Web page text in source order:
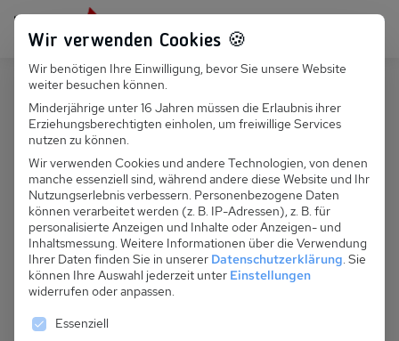
Persönlich für dich da: +49 251 899 050
Suchfeld
Suchen
PL 036.015 - Ferienhaus Lutze
Wir verwenden Cookies 🍪
Wir benötigen Ihre Einwilligung, bevor Sie unsere Website
weiter besuchen können.
Minderjährige unter 16 Jahren müssen die Erlaubnis ihrer
Erziehungsberechtigten einholen, um freiwillige Services
nutzen zu können.
Wir verwenden Cookies und andere Technologien, von denen
manche essenziell sind, während andere diese Website und Ihr
Nutzungserlebnis verbessern. Personenbezogene Daten
können verarbeitet werden (z. B. IP-Adressen), z. B. für
personalisierte Anzeigen und Inhalte oder Anzeigen- und
Inhaltsmessung. Weitere Informationen über die Verwendung
Ihrer Daten finden Sie in unserer Datenschutzerklärung. Sie
können Ihre Auswahl jederzeit unter Einstellungen
widerrufen oder anpassen.
Es folgt eine Liste der Service-Gruppen, für die
Essenziell